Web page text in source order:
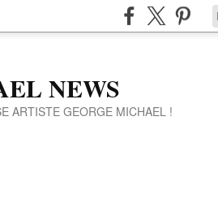
NEWS
ARTISTE GEORGE MICHAEL !